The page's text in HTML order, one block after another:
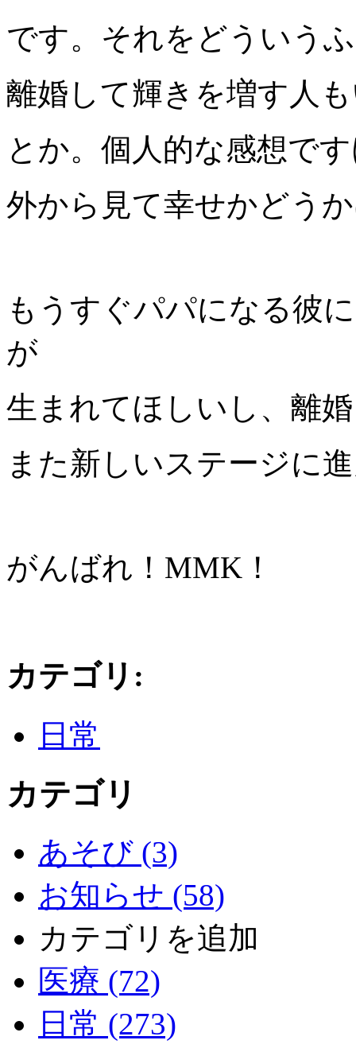
です。それをどういう
離婚して輝きを増す人
とか。個人的な感想で
外から見て幸せかどう
もうすぐパパになる彼
が
生まれてほしいし、離
また新しいステージに
がんばれ！MMK！
カテゴリ :
日常
カテゴリ
あそび (3)
お知らせ (58)
カテゴリを追加
医療 (72)
日常 (273)